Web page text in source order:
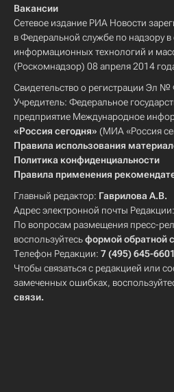
Вакансии
Сетевое издание РИА Новости
в Федеральной службе по надзору в
информационных технологий и
(Роскомнадзор) 08 апреля 2014
Свидетельство о регистрации Эл
Учредитель: Федеральное
предприятие Международное
«Россия сегодня» (МИА «Россия
Правила использования
Политика конфиденциальности
Правила применения
Главный редактор: Гаврилова А.В.
Адрес электронной почты Редакции:
По вопросам размещения пресс-
воспользуйтесьформой обратной
Телефон Редакции: 7 (495) 645-6601
Чтобы связаться с редакцией или
замеченных ошибках,
связи.